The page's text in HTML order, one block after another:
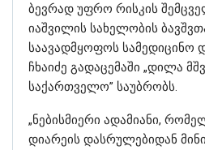
ბევრად უფრო რისკის
იაშვილის სახელობის
საავადმყოფოს სამედიცინო
ჩხაიძე გადაცემაში „დილა
საქართველო” საუბრობს.
„ნებისმიერი ადამიანი,
დიარეის დასრულებიდან